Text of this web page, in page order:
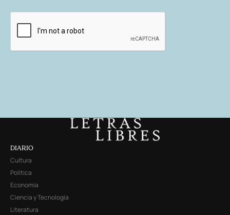
DIARIO
Cultura
Política
Economía
Ciencia y Tecnología
Literatura